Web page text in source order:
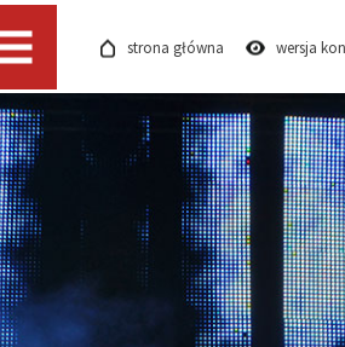
Menu strona główna wersja